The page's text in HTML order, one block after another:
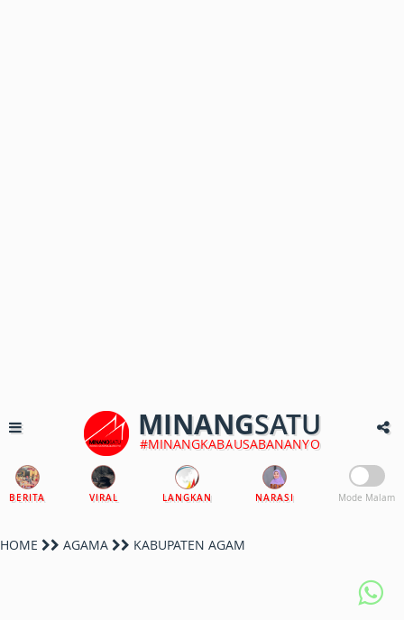
MINANGSATU
#MINANGKABAUSABANANYO
BERITA VIRAL LANGKAN NARASI Mode Malam
HOME AGAMA KABUPATEN AGAM